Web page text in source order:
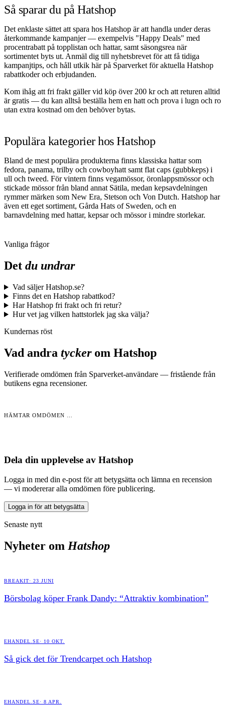
Så sparar du på Hatshop
Det enklaste sättet att spara hos Hatshop är att handla under deras
återkommande kampanjer — exempelvis "Happy Deals" med
procentrabatt på topplistan och hattar, samt säsongsrea när
sortimentet byts ut. Anmäl dig till nyhetsbrevet för att få tidiga
kampanjtips, och håll utkik här på Sparverket för aktuella Hatshop
rabattkoder och erbjudanden.
Kom ihåg att fri frakt gäller vid köp över 200 kr och att returen alltid
är gratis — du kan alltså beställa hem en hatt och prova i lugn och ro
utan extra kostnad om den behöver bytas.
Populära kategorier hos Hatshop
Bland de mest populära produkterna finns klassiska hattar som
fedora, panama, trilby och cowboyhatt samt flat caps (gubbkeps) i
ull och tweed. För vintern finns vegamössor, öronlappsmössor och
stickade mössor från bland annat Sätila, medan kepsavdelningen
rymmer märken som New Era, Stetson och Von Dutch. Hatshop har
även ett eget sortiment, Gårda Hats of Sweden, och en
barnavdelning med hattar, kepsar och mössor i mindre storlekar.
Vanliga frågor
Det du undrar
Vad säljer Hatshop.se?
Finns det en Hatshop rabattkod?
Har Hatshop fri frakt och fri retur?
Hur vet jag vilken hattstorlek jag ska välja?
Kundernas röst
Vad andra tyckerom Hatshop
Verifierade omdömen från Sparverket-användare — fristående från
butikens egna recensioner.
HÄMTAR OMDÖMEN …
Dela din upplevelse av Hatshop
Logga in med din e-post för att betygsätta och lämna en recension
— vi modererar alla omdömen före publicering.
Logga in för att betygsätta
Senaste nytt
Nyheter om Hatshop
BREAKIT· 23 JUNI
Börsbolag köper Frank Dandy: “Attraktiv kombination”
EHANDEL.SE· 10 OKT.
Så gick det för Trendcarpet och Hatshop
EHANDEL.SE· 8 APR.